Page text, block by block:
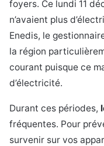
foyers. Ce lundi 11
n’avaient plus
Enedis, le
la région
courant puisque ce
d’électricité.
Durant ces périodes,
fréquentes. Pour
survenir sur vos